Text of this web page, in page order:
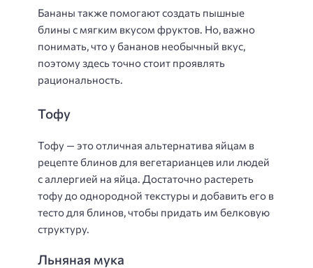
Бананы также помогают создать пышные
блины с мягким вкусом фруктов. Но, важно
понимать, что у бананов необычный вкус,
поэтому здесь точно стоит проявлять
рациональность.
Тофу
Тофу — это отличная альтернатива яйцам в
рецепте блинов для вегетарианцев или людей
с аллергией на яйца. Достаточно растереть
тофу до однородной текстуры и добавить его в
тесто для блинов, чтобы придать им белковую
структуру.
Льняная мука